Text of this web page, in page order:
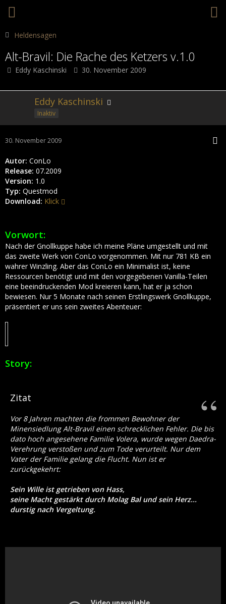
Heldensagen
Alt-Bravil: Die Rache des Ketzers v.1.0
Eddy Kaschinski 30. November 2009
Eddy Kaschinski
Inaktiv
30. November 2009
Autor: ConLo
Release: 07.2009
Version: 1.0
Typ: Questmod
Download: Klick
Vorwort:
Nach der Gnollkuppe habe ich meine Pläne umgestellt und mit
das zweite Werk von ConLo vorgenommen. Mit nur 781 KB ein
wahrer Winzling. Aber das ConLo ein Minimalist ist, keine
Ressourcen benötigt und mit den vorgegebenen Vanilla-Teilen
eine beeindruckenden Mod kreieren kann, hat er ja schon
bewiesen. Nur 5 Monate nach seinen Erstlingswerk Gnollkuppe,
präsentiert er uns sein zweites Abenteuer:
Story:
Zitat
Vor 8 Jahren machten die frommen Bewohner der
Minensiedlung Alt-Bravil einen schrecklichen Fehler. Die bis
dato hoch angesehene Familie Volera, wurde wegen Daedra-
Verehrung verstoßen und zum Tode verurteilt. Nur dem
Vater der Familie gelang die Flucht. Nun ist er
zurückgekehrt:
Sein Wille ist getrieben von Hass,
seine Macht gestärkt durch Molag Bal und sein Herz...
durstig nach Vergeltung.